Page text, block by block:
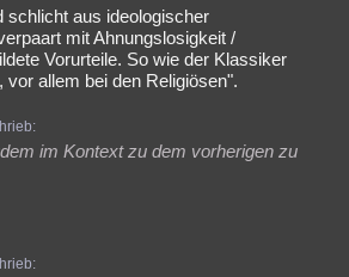
schlicht aus ideologischer
mit Ahnungslosigkeit /
Vorurteile. So wie der Klassiker
vor allem bei den Religiösen".
im Kontext zu dem vorherigen zu